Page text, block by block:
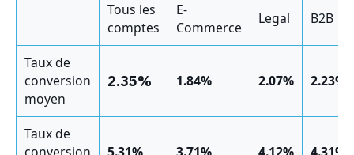
Tous les
comptes
E-
Commerce
Legal B2B
Taux de
conversion
moyen
2.35% 1.84% 2.07% 2.23%
Taux de